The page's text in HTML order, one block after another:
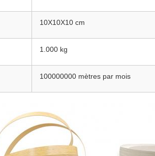
10X10X10 cm
1.000 kg
100000000 mètres par mois